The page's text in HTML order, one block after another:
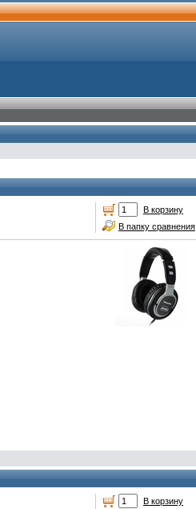
В корзину
В папку сравнения
В корзину